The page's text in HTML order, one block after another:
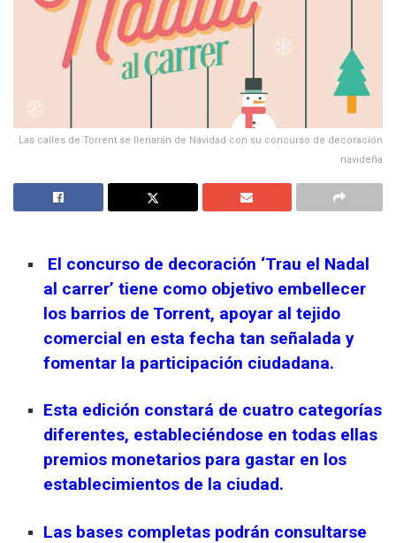
Las calles de Torrent se llenarán de Navidad con su concurso de decoración
navideña
El concurso de decoración ‘Trau el Nadal
al carrer’ tiene como objetivo embellecer
los barrios de Torrent, apoyar al tejido
comercial en esta fecha tan señalada y
fomentar la participación ciudadana.
Esta edición constará de cuatro categorías
diferentes, estableciéndose en todas ellas
premios monetarios para gastar en los
establecimientos de la ciudad.
Las bases completas podrán consultarse